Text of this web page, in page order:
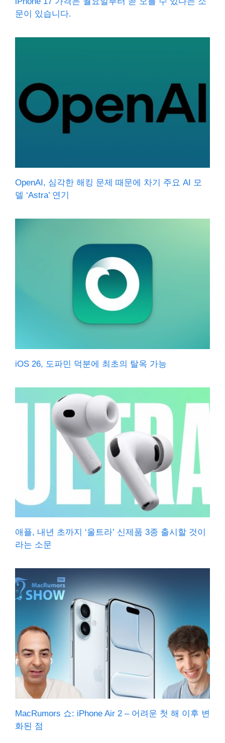
문이 있습니다.
OpenAI, 심각한 해킹 문제 때문에 차기 주요 AI 모
델 ‘Astra’ 연기
iOS 26, 도파민 덕분에 최초의 탈옥 가능
애플, 내년 초까지 ‘울트라’ 신제품 3종 출시할 것이
라는 소문
MacRumors 쇼: iPhone Air 2 – 어려운 첫 해 이후 변
화된 점